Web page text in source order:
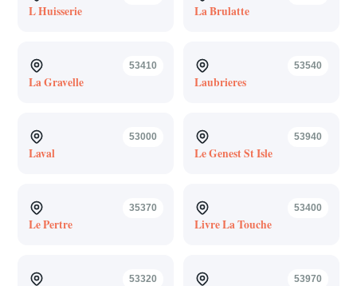
L Huisserie La Brulatte
53410
La Gravelle
53540
Laubrieres
53000
Laval
53940
Le Genest St Isle
35370
Le Pertre
53400
Livre La Touche
53320 53970